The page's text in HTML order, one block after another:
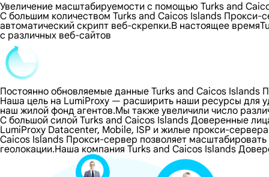
Увеличение масштабируемости с помощью Turks and
С большим количеством Turks and Caicos Islands
автоматический скрипт веб-скрепки.В настоящее
с различных веб-сайтов
Постоянно обновляемые данные Turks and Caicos Islands
Наша цель на LumiProxy — расширить наши ресурсы для
наш жилой фонд агентов.Мы также увеличили число
С большой силой Turks and Caicos Islands Доверенные
LumiProxy Datacenter, Mobile, ISP и жилые прокси-
Caicos Islands Прокси-сервер позволяет
геолокации.Наша компания Turks and Caicos Islands